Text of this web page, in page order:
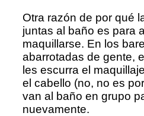
Otra razón de por qué
juntas al baño es para
maquillarse. En los
abarrotadas de gente,
les escurra el
el cabello (no, no es
van al baño en grupo
nuevamente.